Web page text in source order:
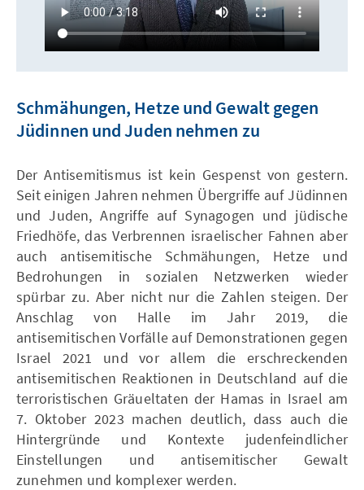
Schmähungen, Hetze und Gewalt gegen
Jüdinnen und Juden nehmen zu
Der Antisemitismus ist kein Gespenst von gestern.
Seit einigen Jahren nehmen Übergriffe auf Jüdinnen
und Juden, Angriffe auf Synagogen und jüdische
Friedhöfe, das Verbrennen israelischer Fahnen aber
auch antisemitische Schmähungen, Hetze und
Bedrohungen in sozialen Netzwerken wieder
spürbar zu. Aber nicht nur die Zahlen steigen. Der
Anschlag von Halle im Jahr 2019, die
antisemitischen Vorfälle auf Demonstrationen gegen
Israel 2021 und vor allem die erschreckenden
antisemitischen Reaktionen in Deutschland auf die
terroristischen Gräueltaten der Hamas in Israel am
7. Oktober 2023 machen deutlich, dass auch die
Hintergründe und Kontexte judenfeindlicher
Einstellungen und antisemitischer Gewalt
zunehmen und komplexer werden.